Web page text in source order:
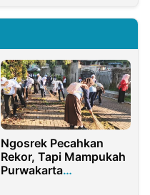
Ngosrek Pecahkan
Rekor, Tapi Mampukah
Purwakarta